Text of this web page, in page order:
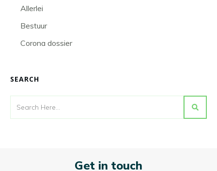
Allerlei
Bestuur
Corona dossier
SEARCH
Get in touch